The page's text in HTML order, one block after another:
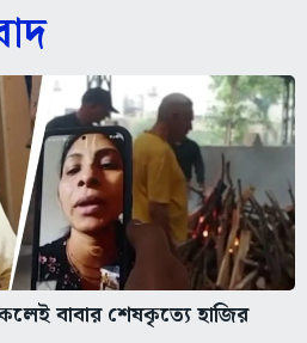
কলেই বাবার শেষকৃত্যে হাজির